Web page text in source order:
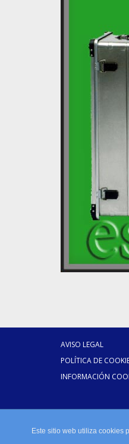
AVISO LEGAL
POLÍTICA DE
INFORMACIÓN
Este sitio web utiliza cookies